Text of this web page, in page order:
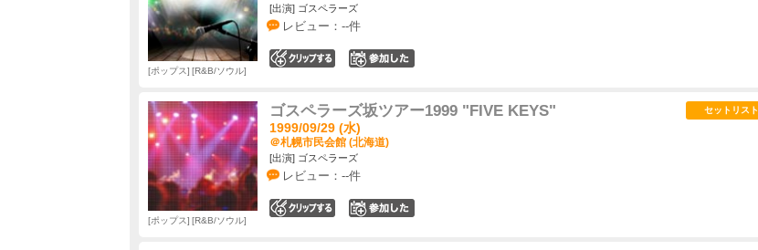
[出演] ゴスペラーズ
レビュー：--件
ポップス R&B/ソウル
ゴスペラーズ坂ツアー1999 "FIVE KEYS"
1999/09/29 (水)
＠札幌市民会館 (北海道)
[出演] ゴスペラーズ
レビュー：--件
セットリスト
ポップス R&B/ソウル